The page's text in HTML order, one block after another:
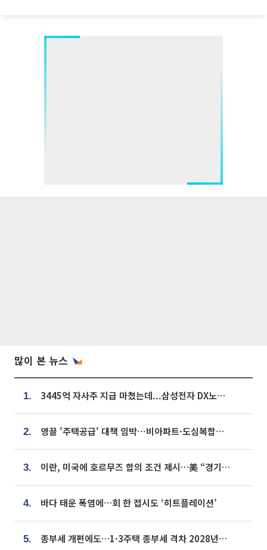
많이 본 뉴스
1. 3445억 자사주 지급 마쳤는데...삼성전자 DX노조, 뒤늦은 '떼쓰기 집회'
2. 영끌 '주택공급' 대책 임박⋯비아파트·도심복합까지 총동원
3. 이란, 미국에 호르무즈 합의 조건 제시…美 “경기 아직 안 끝나” [종합]
4. 바다 태운 폭염에…회 한 접시도 ‘히트플레이션’
5. 종부세 개편에도…1·3주택 종부세 격차 2028년부터 확대